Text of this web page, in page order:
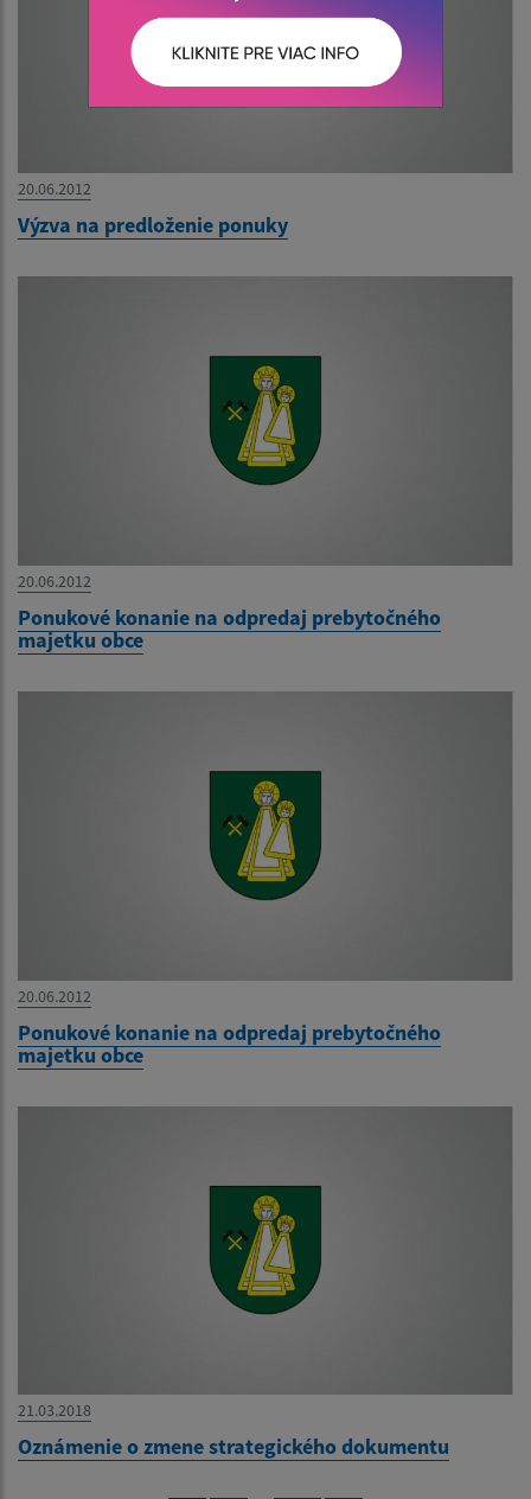
20.06.2012
Výzva na predloženie ponuky
20.06.2012
Ponukové konanie na odpredaj prebytočného
majetku obce
20.06.2012
Ponukové konanie na odpredaj prebytočného
majetku obce
21.03.2018
Oznámenie o zmene strategického dokumentu